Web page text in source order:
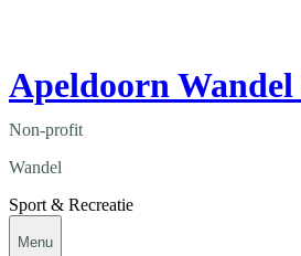
Apeldoorn Wandel
Non-profit
Wandel
Sport & Recreatie
Menu